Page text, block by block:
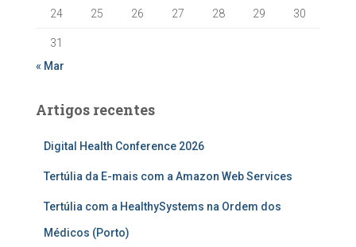
24 25 26 27 28 29 30
31
« Mar
Artigos recentes
Digital Health Conference 2026
Tertúlia da E-mais com a Amazon Web Services
Tertúlia com a HealthySystems na Ordem dos
Médicos (Porto)